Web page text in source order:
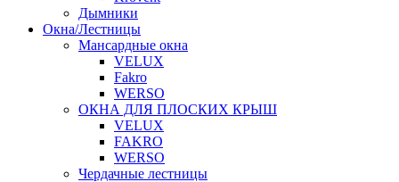
Дымники
Окна/Лестницы
Мансардные окна
VELUX
Fakro
WERSO
ОКНА ДЛЯ ПЛОСКИХ КРЫШ
VELUX
FAKRO
WERSO
Чердачные лестницы